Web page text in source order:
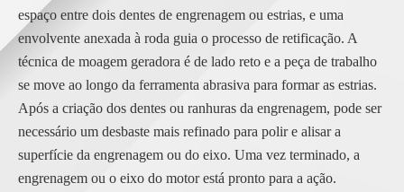
espaço entre dois dentes de engrenagem ou estrias, e uma
envolvente anexada à roda guia o processo de retificação. A
técnica de moagem geradora é de lado reto e a peça de trabalho
se move ao longo da ferramenta abrasiva para formar as estrias.
Após a criação dos dentes ou ranhuras da engrenagem, pode ser
necessário um desbaste mais refinado para polir e alisar a
superfície da engrenagem ou do eixo. Uma vez terminado, a
engrenagem ou o eixo do motor está pronto para a ação.